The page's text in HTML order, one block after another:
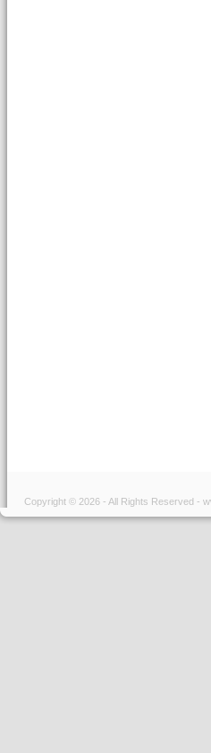
Copyright © 2026 - All Rights Reserved -